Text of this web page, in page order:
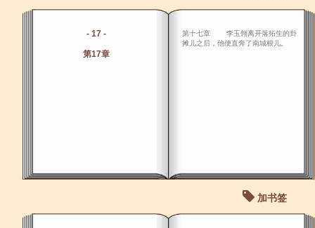
- 17 -
第17章
第十七章 李玉翎离开落拓生的卦
摊儿之后，他便直奔了南城根儿。
加书签